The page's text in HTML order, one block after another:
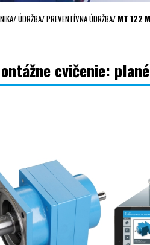
/ÚDRŽBA/PREVENTÍVNA ÚDRŽBA/ MT 122
cvičenie: